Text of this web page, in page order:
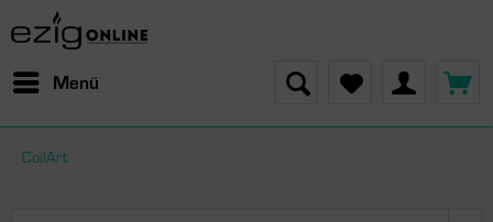
Menü
CoilArt